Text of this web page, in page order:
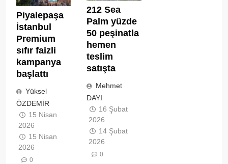
Piyalepaşa
İstanbul
Premium
sıfır faizli
kampanya
başlattı
Yüksel
ÖZDEMİR
15 Nisan
2026
15 Nisan
2026
0
212 Sea
Palm yüzde
50 peşinatla
hemen
teslim
satışta
Mehmet
DAYI
16 Şubat
2026
14 Şubat
2026
0